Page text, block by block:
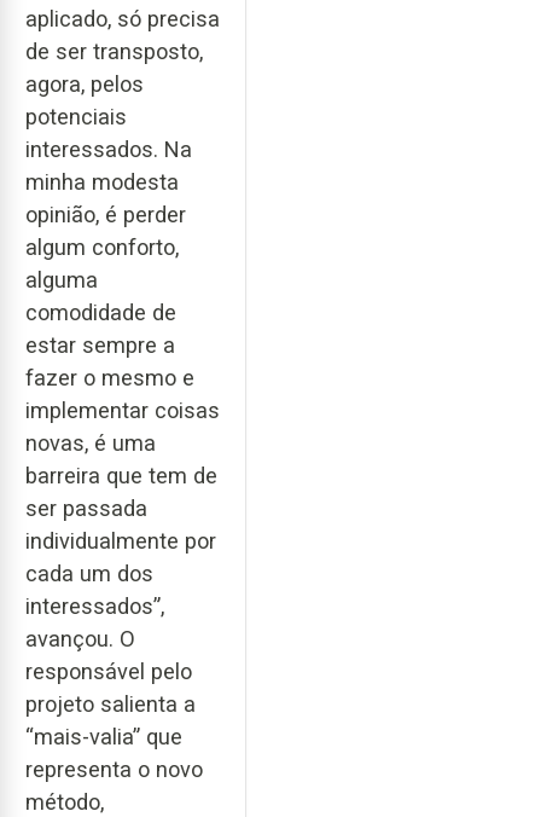
aplicado, só precisa
de ser transposto,
agora, pelos
potenciais
interessados. Na
minha modesta
opinião, é perder
algum conforto,
alguma
comodidade de
estar sempre a
fazer o mesmo e
implementar coisas
novas, é uma
barreira que tem de
ser passada
individualmente por
cada um dos
interessados”,
avançou. O
responsável pelo
projeto salienta a
“mais-valia” que
representa o novo
método,